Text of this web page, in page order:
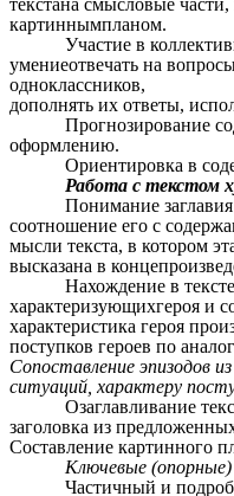
картиннымпланом.
Участие в
умениеотвечать на
одноклассников,
дополнять их ответы,
Прогнозирование
оформлению.
Ориентировка в
Работа с текстом
Понимание
соотношение его с
мысли текста, в котором
высказана в
Нахождение в
характеризующихгероя и
характеристика героя
поступков героев по
Сопоставление эпизодов
ситуаций, характеру
Озаглавливание
заголовка из
Составление картинного
Ключевые (опорные)
Частичный и